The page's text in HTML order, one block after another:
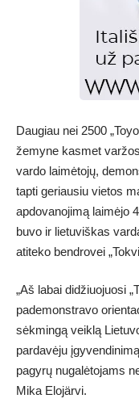
Daugiau nei 2500
žemyne kasmet
vardo laimėtojų,
tapti geriausiu vietos
apdovanojimą laimėjo
buvo ir lietuviškas
atiteko bendrovei
„Aš labai didžiuojuosi
pademonstravo
sėkmingą veiklą
pardavėju
pagyrų nugalėtojams
Mika Elojärvi.